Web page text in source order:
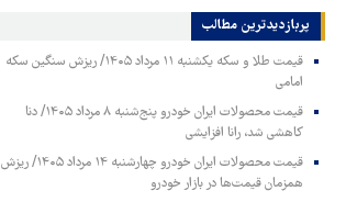
پربازدیدترین‌ مطالب
قیمت طلا و سکه یکشنبه ۱۱ مرداد ۱۴۰۵/ ریزش سنگین سکه
امامی
قیمت محصولات ایران خودرو پنج‌شنبه ۸ مرداد ۱۴۰۵/ دنا
کاهشی شد، رانا افزایشی
قیمت محصولات ایران خودرو چهارشنبه ۱۴ مرداد ۱۴۰۵/ ریزش
همزمان قیمت‌ها در بازار خودرو